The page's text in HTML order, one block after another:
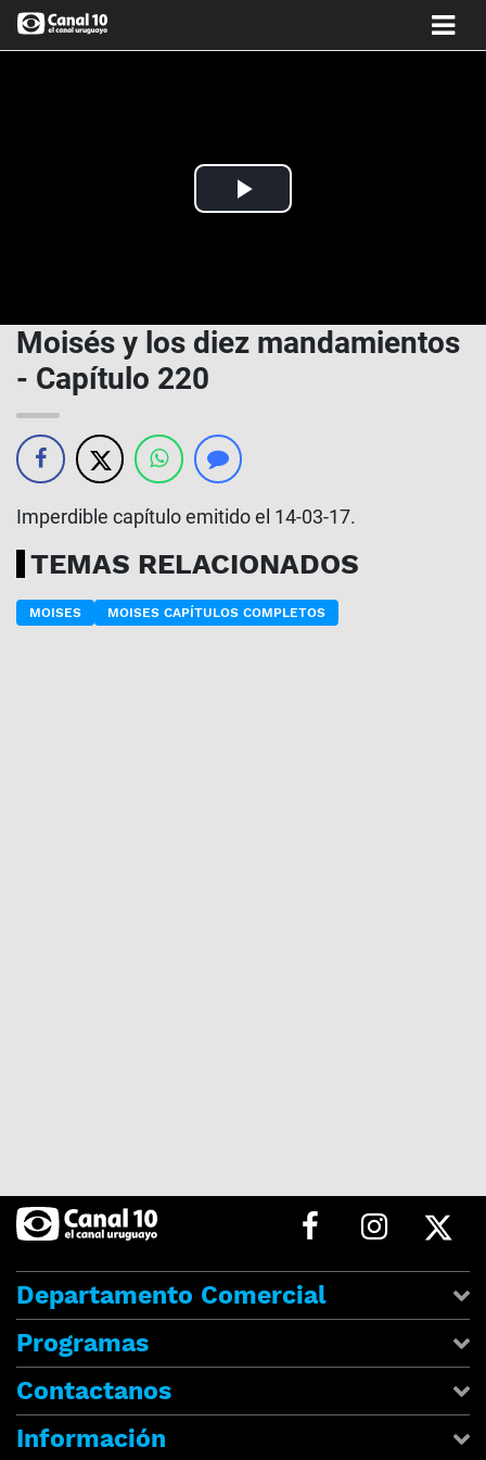
Play
Moisés y los diez mandamientos
- Capítulo 220
Imperdible capítulo emitido el 14-03-17.
TEMAS RELACIONADOS
MOISES MOISES CAPÍTULOS COMPLETOS
Departamento Comercial
Programas
Contactanos
Información